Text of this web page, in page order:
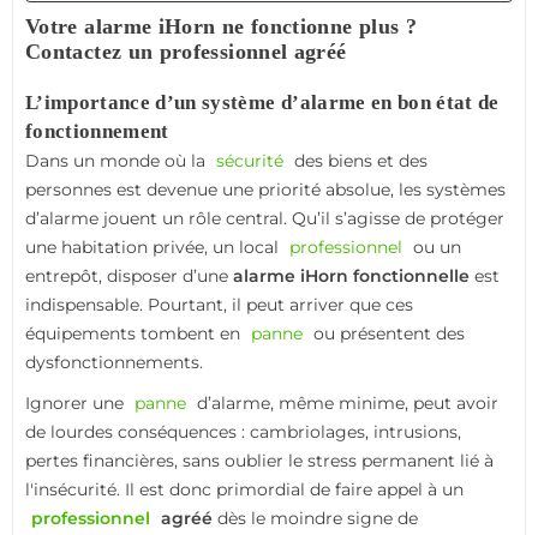
1.7. Cas concrets de pannes iHorn traitées avec succès
1.8. Les erreurs à éviter en cas de panne
1.10. Sécurité, sérénité, fiabilité : les piliers d’un bon
système d’alarme
1.11. Contactez-nous dès maintenant
Votre alarme iHorn ne fonctionne plus ?
Contactez un professionnel agréé
L’importance d’un système d’alarme en bon état de
fonctionnement
Dans un monde où la sécurité des biens et des
personnes est devenue une priorité absolue, les systèmes
d’alarme jouent un rôle central. Qu’il s’agisse de protéger
une habitation privée, un local
professionnel ou un
entrepôt, disposer d’une alarme iHorn fonctionnelle est
indispensable. Pourtant, il peut arriver que ces
équipements tombent en panne ou présentent des
dysfonctionnements.
Ignorer une panne d’alarme, même minime, peut avoir
de lourdes conséquences : cambriolages, intrusions,
pertes financières, sans oublier le stress permanent lié à
l'insécurité. Il est donc primordial de faire appel à un
professionnel agréé dès le moindre signe de